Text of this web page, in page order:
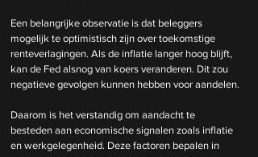
Een belangrijke observatie is dat beleggers
mogelijk te optimistisch zijn over toekomstige
renteverlagingen. Als de inflatie langer hoog blijft,
kan de Fed alsnog van koers veranderen. Dit zou
negatieve gevolgen kunnen hebben voor aandelen.
Daarom is het verstandig om aandacht te
besteden aan economische signalen zoals inflatie
en werkgelegenheid. Deze factoren bepalen in